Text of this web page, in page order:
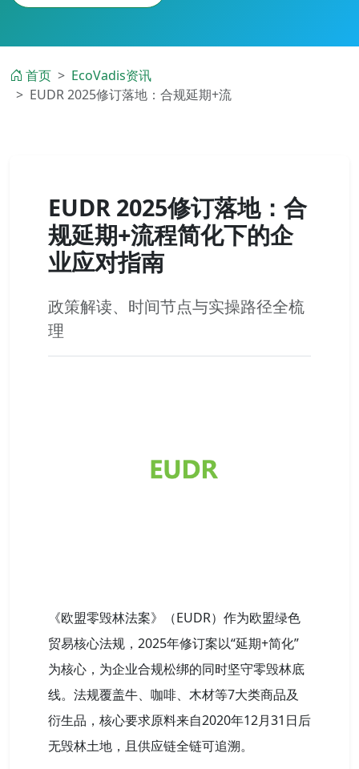
首页
EcoVadis资讯
EUDR 2025修订落地：合规延期+流
EUDR 2025修订落地：合
规延期+流程简化下的企
业应对指南
政策解读、时间节点与实操路径全梳
理
《欧盟零毁林法案》（EUDR）作为欧盟绿色
贸易核心法规，2025年修订案以“延期+简化”
为核心，为企业合规松绑的同时坚守零毁林底
线。法规覆盖牛、咖啡、木材等7大类商品及
衍生品，核心要求原料来自2020年12月31日后
无毁林土地，且供应链全链可追溯。